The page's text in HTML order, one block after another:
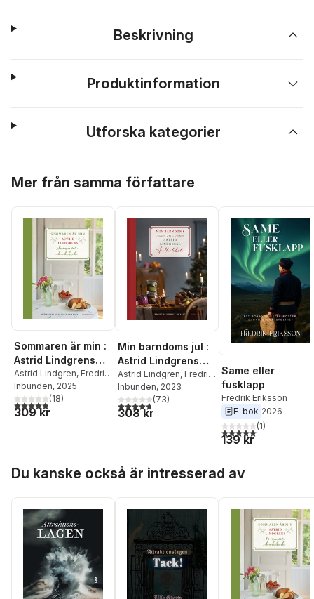
Beskrivning
Produktinformation
Utforska kategorier
Mer från samma författare
Sommaren är min :
Astrid Lindgrens
sommarkokbok
Astrid Lindgren, Fredrik
Eriksson
Inbunden, 2025
4,9utav 5 stjärnor. Totalt antal röster:
(18)
309 kr
Min barndoms jul :
Astrid Lindgrens
julkokbok
Astrid Lindgren, Fredrik
Eriksson
Inbunden, 2023
4,7utav 5 stjärnor. Totalt antal röster:
(73)
308 kr
Same eller
fusklapp
Fredrik Eriksson
E-bok 2026
5,0utav 5 stjärnor.
(1)
139 kr
Du kanske också är intresserad av